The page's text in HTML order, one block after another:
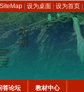
SiteMap 设为桌面 设为首页
答论坛
教材中心